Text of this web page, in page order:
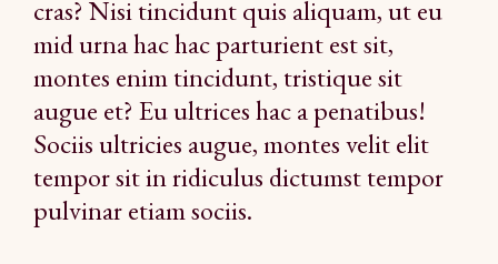
cras? Nisi tincidunt quis aliquam, ut eu
mid urna hac hac parturient est sit,
montes enim tincidunt, tristique sit
augue et? Eu ultrices hac a penatibus!
Sociis ultricies augue, montes velit elit
tempor sit in ridiculus dictumst tempor
pulvinar etiam sociis.